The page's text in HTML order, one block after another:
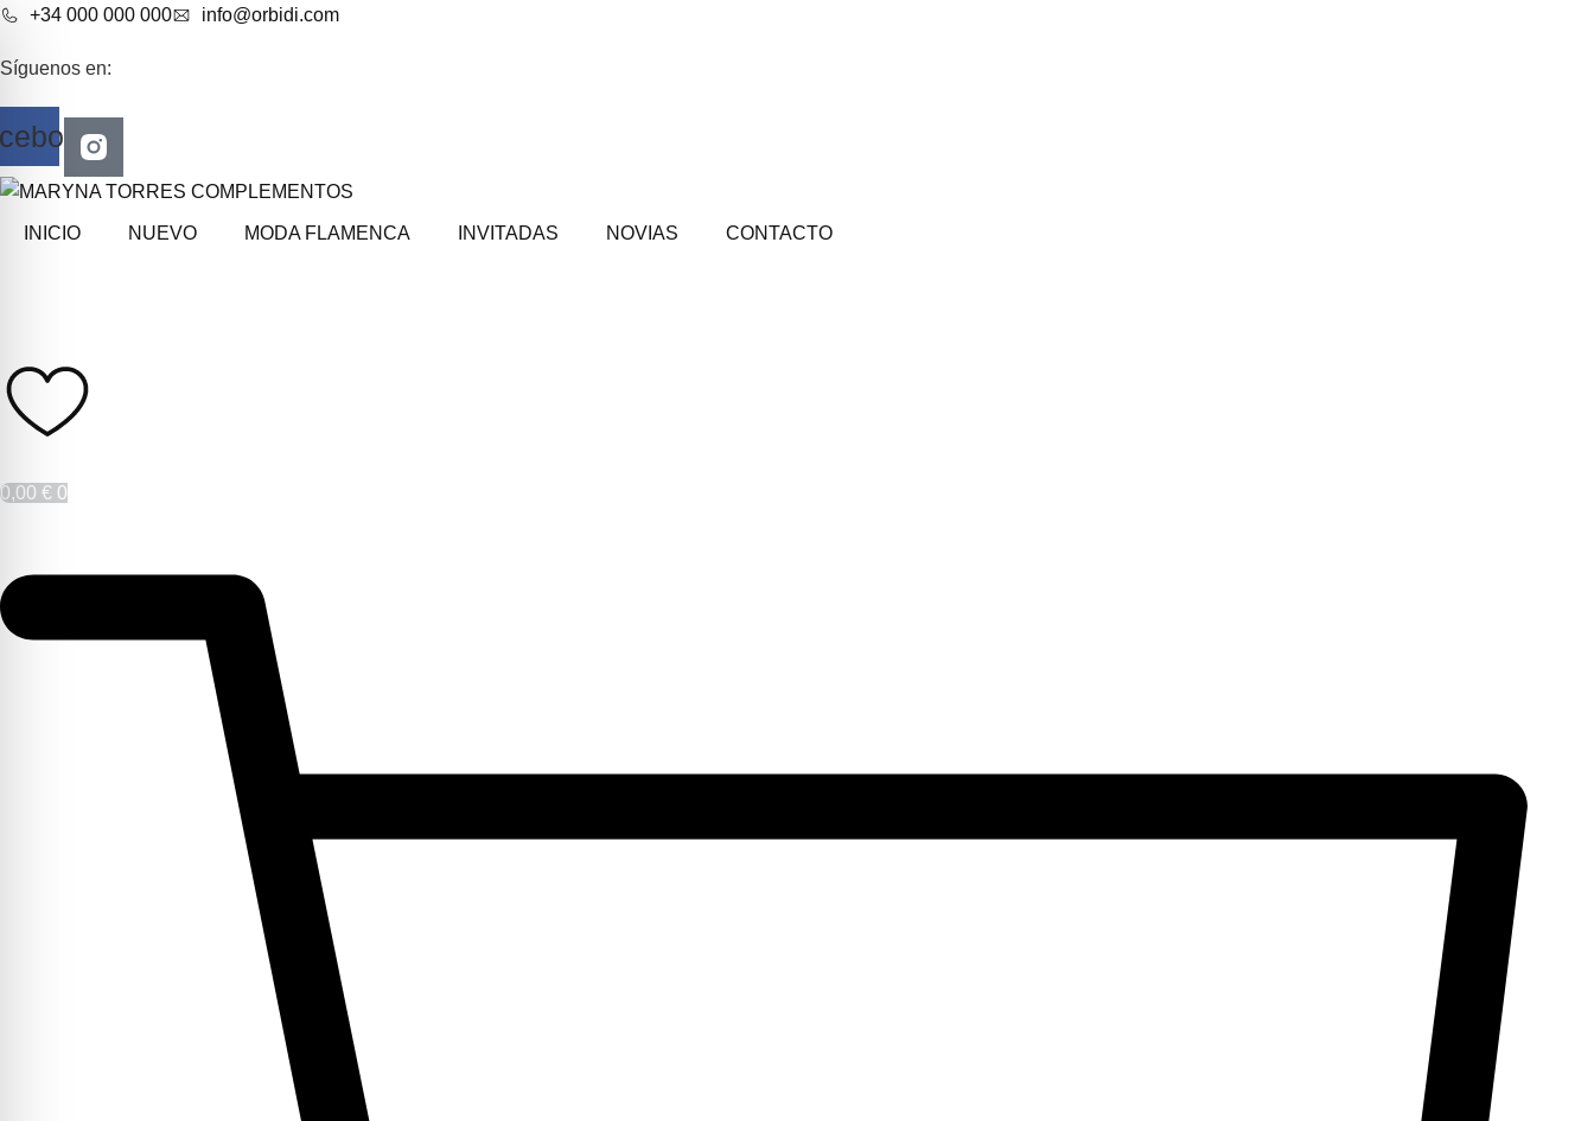
+34 000 000 000 info@orbidi.com
Síguenos en:
INICIO NUEVO MODA FLAMENCA INVITADAS NOVIAS CONTACTO
0,00 € 0